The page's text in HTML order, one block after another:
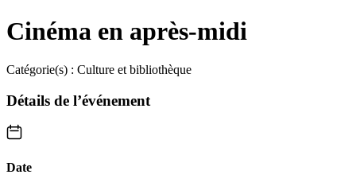
Cinéma en après-midi
Catégorie(s) : Culture et bibliothèque
Détails de l’événement
Date